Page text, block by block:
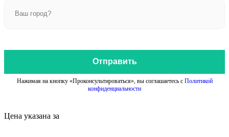
Отправить
Нажимая на кнопку «Проконсультироваться», вы соглашаетесь с Политикой
конфиденциальности
Цена указана за